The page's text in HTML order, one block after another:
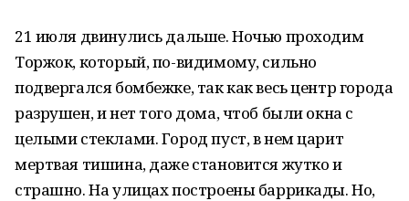
21 июля двинулись дальше. Ночью проходим
Торжок, который, по-видимому, сильно
подвергался бомбежке, так как весь центр города
разрушен, и нет того дома, чтоб были окна с
целыми стеклами. Город пуст, в нем царит
мертвая тишина, даже становится жутко и
страшно. На улицах построены баррикады. Но,